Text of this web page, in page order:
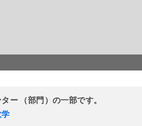
ー （部門）の一部です。